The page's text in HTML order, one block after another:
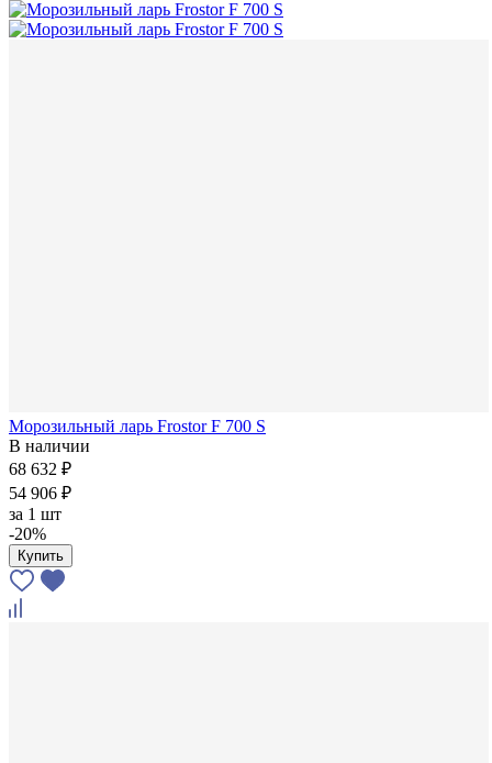
Морозильный ларь Frostor F 700 S
В наличии
68 632 ₽
54 906 ₽
за 1 шт
-20%
Купить